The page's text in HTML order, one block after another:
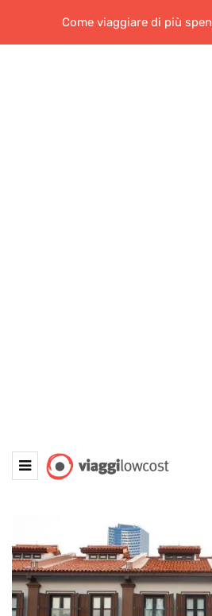
Come viaggiare di più